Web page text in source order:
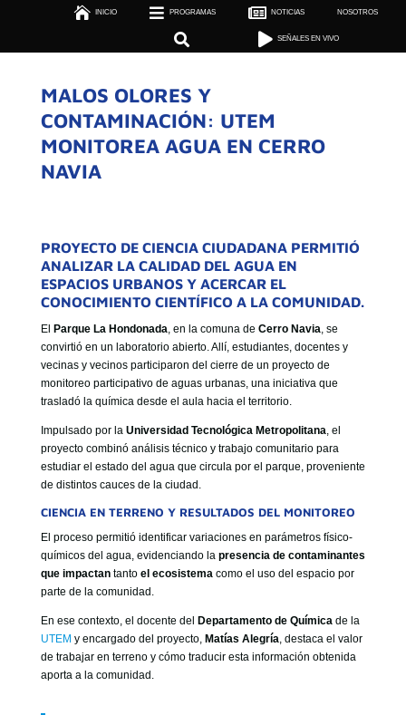
 INICIO  PROGRAMAS  NOTICIAS NOSOTROS
  SEÑALES EN VIVO
  SEÑALES EN VIVO
MALOS OLORES Y
CONTAMINACIÓN: UTEM
MONITOREA AGUA EN CERRO
NAVIA
PROYECTO DE CIENCIA CIUDADANA PERMITIÓ
ANALIZAR LA CALIDAD DEL AGUA EN
ESPACIOS URBANOS Y ACERCAR EL
CONOCIMIENTO CIENTÍFICO A LA COMUNIDAD.
El Parque La Hondonada, en la comuna de Cerro Navia, se
convirtió en un laboratorio abierto. Allí, estudiantes, docentes y
vecinas y vecinos participaron del cierre de un proyecto de
monitoreo participativo de aguas urbanas, una iniciativa que
trasladó la química desde el aula hacia el territorio.
Impulsado por la Universidad Tecnológica Metropolitana, el
proyecto combinó análisis técnico y trabajo comunitario para
estudiar el estado del agua que circula por el parque, proveniente
de distintos cauces de la ciudad.
CIENCIA EN TERRENO Y RESULTADOS DEL MONITOREO
El proceso permitió identificar variaciones en parámetros físico-
químicos del agua, evidenciando la presencia de contaminantes
que impactantanto el ecosistemacomo el uso del espacio por
parte de la comunidad.
En ese contexto, el docente del Departamento de Química de la
UTEM y encargado del proyecto, Matías Alegría, destaca el valor
de trabajar en terreno y cómo traducir esta información obtenida
aporta a la comunidad.